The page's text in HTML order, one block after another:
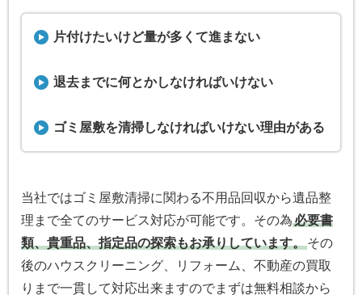
片付けたいけど量が多くて進まない
退去までに何とかしなければいけない
ゴミ屋敷を清掃しなければいけない理由がある
当社ではゴミ屋敷清掃に関わる不用品回収から遺品整
理まで全てのサービス対応が可能です。その為必要書
類、貴重品、指定品の探索もお承りしています。その
後のハウスクリーニング、リフォーム、不動産の買取
りまで一貫して対応出来ますのでまずは無料相談から